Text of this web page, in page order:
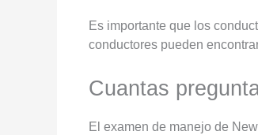
Es importante que los
conductores pueden
Cuantas
El examen de manejo de